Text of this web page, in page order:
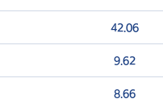
42.06
9.62
8.66